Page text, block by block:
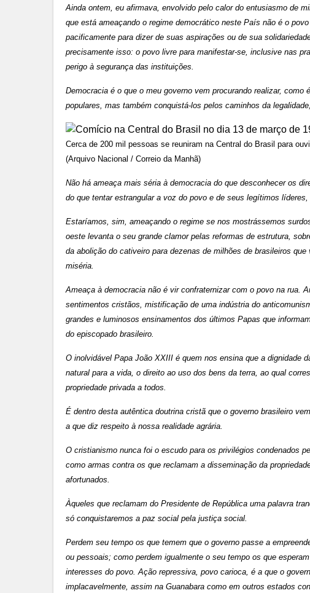
Ainda ontem, eu afirmava, envolvido pelo calor do entusiasmo de
que está ameaçando o regime democrático neste País não é o
pacificamente para dizer de suas aspirações ou de sua
precisamente isso: o povo livre para manifestar-se, inclusive nas
perigo à segurança das instituições.
Democracia é o que o meu governo vem procurando realizar, como
populares, mas também conquistá-los pelos caminhos da
Cerca de 200 mil pessoas se reuniram na Central do Brasil para
(Arquivo Nacional / Correio da Manhã)
Não há ameaça mais séria à democracia do que desconhecer os
do que tentar estrangular a voz do povo e de seus legítimos
Estaríamos, sim, ameaçando o regime se nos mostrássemos
oeste levanta o seu grande clamor pelas reformas de estrutura,
da abolição do cativeiro para dezenas de milhões de brasileiros
miséria.
Ameaça à democracia não é vir confraternizar com o povo na rua.
sentimentos cristãos, mistificação de uma indústria do
grandes e luminosos ensinamentos dos últimos Papas que
do episcopado brasileiro.
O inolvidável Papa João XXIII é quem nos ensina que a dignidade
natural para a vida, o direito ao uso dos bens da terra, ao qual
propriedade privada a todos.
É dentro desta autêntica doutrina cristã que o governo brasileiro
a que diz respeito à nossa realidade agrária.
O cristianismo nunca foi o escudo para os privilégios condenados
como armas contra os que reclamam a disseminação da
afortunados.
Àqueles que reclamam do Presidente de República uma palavra
só conquistaremos a paz social pela justiça social.
Perdem seu tempo os que temem que o governo passe a
ou pessoais; como perdem igualmente o seu tempo os que
interesses do povo. Ação repressiva, povo carioca, é a que o
implacavelmente, assim na Guanabara como em outros estados